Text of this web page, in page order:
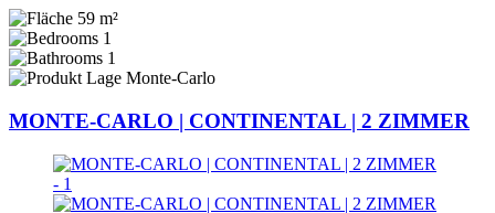
59 m²
1
1
Monte-Carlo
MONTE-CARLO | CONTINENTAL | 2 ZIMMER